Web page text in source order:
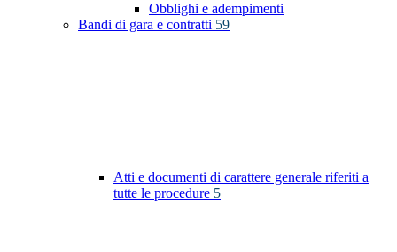
Obblighi e adempimenti
Bandi di gara e contratti 59
Atti e documenti di carattere generale riferiti a
tutte le procedure 5